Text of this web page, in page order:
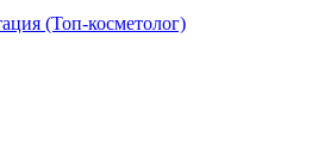
(Топ-косметолог)